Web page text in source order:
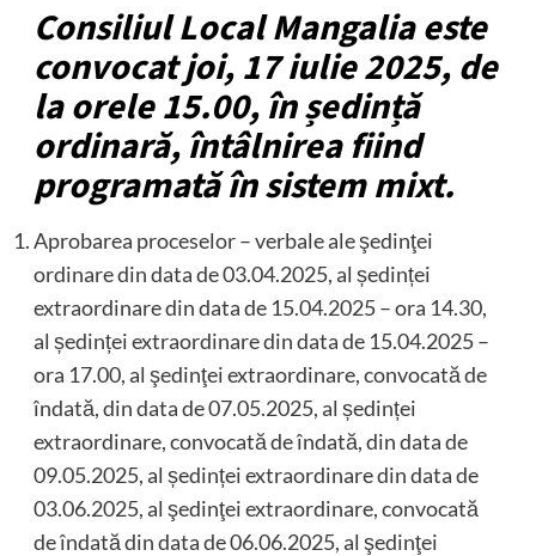
Consiliul Local Mangalia este
convocat joi, 17 iulie 2025, de
la orele 15.00, în ședință
ordinară, întâlnirea fiind
programată în sistem mixt.
Aprobarea proceselor – verbale ale şedinţei
ordinare din data de 03.04.2025, al ședinței
extraordinare din data de 15.04.2025 – ora 14.30,
al ședinței extraordinare din data de 15.04.2025 –
ora 17.00, al şedinţei extraordinare, convocată de
îndată, din data de 07.05.2025, al ședinței
extraordinare, convocată de îndată, din data de
09.05.2025, al ședinței extraordinare din data de
03.06.2025, al şedinţei extraordinare, convocată
de îndată din data de 06.06.2025, al şedinţei